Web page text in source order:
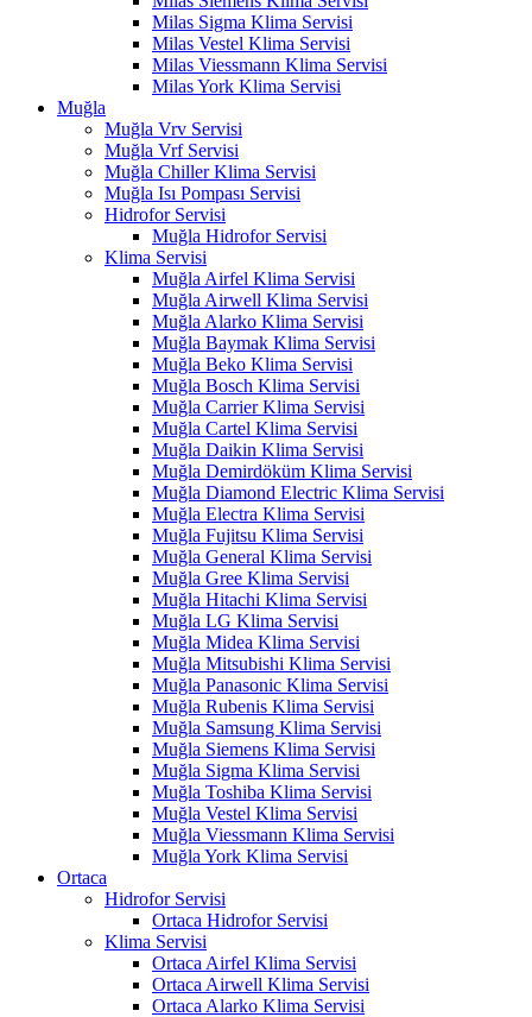
Milas Sigma Klima Servisi
Milas Vestel Klima Servisi
Milas Viessmann Klima Servisi
Milas York Klima Servisi
Muğla
Muğla Vrv Servisi
Muğla Vrf Servisi
Muğla Chiller Klima Servisi
Muğla Isı Pompası Servisi
Hidrofor Servisi
Muğla Hidrofor Servisi
Klima Servisi
Muğla Airfel Klima Servisi
Muğla Airwell Klima Servisi
Muğla Alarko Klima Servisi
Muğla Baymak Klima Servisi
Muğla Beko Klima Servisi
Muğla Bosch Klima Servisi
Muğla Carrier Klima Servisi
Muğla Cartel Klima Servisi
Muğla Daikin Klima Servisi
Muğla Demirdöküm Klima Servisi
Muğla Diamond Electric Klima Servisi
Muğla Electra Klima Servisi
Muğla Fujitsu Klima Servisi
Muğla General Klima Servisi
Muğla Gree Klima Servisi
Muğla Hitachi Klima Servisi
Muğla LG Klima Servisi
Muğla Midea Klima Servisi
Muğla Mitsubishi Klima Servisi
Muğla Panasonic Klima Servisi
Muğla Rubenis Klima Servisi
Muğla Samsung Klima Servisi
Muğla Siemens Klima Servisi
Muğla Sigma Klima Servisi
Muğla Toshiba Klima Servisi
Muğla Vestel Klima Servisi
Muğla Viessmann Klima Servisi
Muğla York Klima Servisi
Ortaca
Hidrofor Servisi
Ortaca Hidrofor Servisi
Klima Servisi
Ortaca Airfel Klima Servisi
Ortaca Airwell Klima Servisi
Ortaca Alarko Klima Servisi